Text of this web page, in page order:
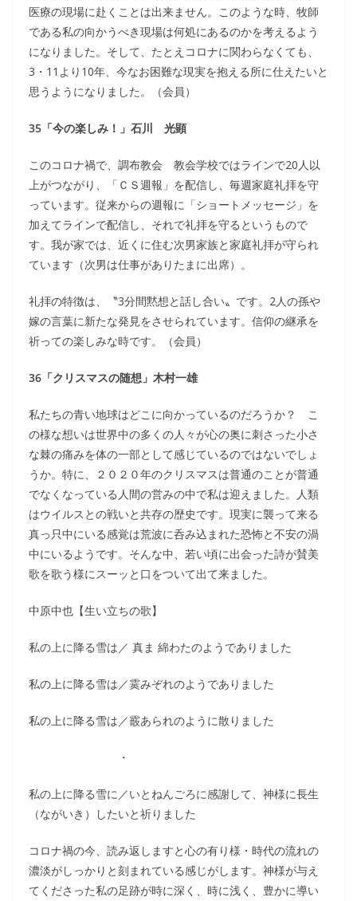
医療の現場に赴くことは出来ません。このような時、牧師
である私の向かうべき現場は何処にあるのかを考えるよう
になりました。そして、たとえコロナに関わらなくても、
3・11より10年、今なお困難な現実を抱える所に仕えたいと
思うようになりました。（会員）
35「今の楽しみ！」石川 光顕
このコロナ禍で、調布教会 教会学校ではラインで20人以
上がつながり、「ＣＳ週報」を配信し、毎週家庭礼拝を守
っています。従来からの週報に「ショートメッセージ」を
加えてラインで配信し、それで礼拝を守るというもので
す。我が家では、近くに住む次男家族と家庭礼拝が守られ
ています（次男は仕事がありたまに出席）。
礼拝の特徴は、〝3分間黙想と話し合い〟です。2人の孫や
嫁の言葉に新たな発見をさせられています。信仰の継承を
祈っての楽しみな時です。（会員）
36「クリスマスの随想」木村一雄
私たちの青い地球はどこに向かっているのだろうか？ こ
の様な想いは世界中の多くの人々が心の奥に刺さった小さ
な棘の痛みを体の一部として感じているのではないでしょ
うか。特に、２０２０年のクリスマスは普通のことが普通
でなくなっている人間の営みの中で私は迎えました。人類
はウイルスとの戦いと共存の歴史です。現実に襲って来る
真っ只中にいる感覚は荒波に呑み込まれた恐怖と不安の渦
中にいるようです。そんな中、若い頃に出会った詩が賛美
歌を歌う様にスーッと口をついて出て来ました。
中原中也【生い立ちの歌】
私の上に降る雪は／ 真ま 綿わたのようでありました
私の上に降る雪は／霙みぞれのようでありました
私の上に降る雪は／霰あられのように散りました
・
私の上に降る雪に／いとねんごろに感謝して、神様に長生
（ながいき）したいと祈りました
コロナ禍の今、読み返しますと心の有り様・時代の流れの
濃淡がしっかりと刻まれている感じがします。神様が与え
てくださった私の足跡が時に深く、時に浅く、豊かに導い